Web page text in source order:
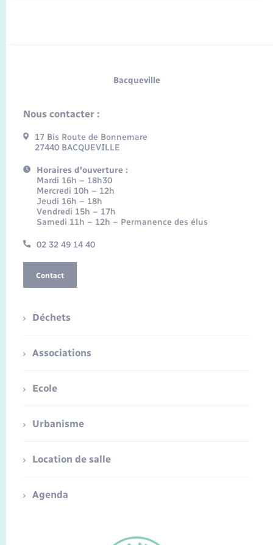
Bacqueville
Nous contacter :
17 Bis Route de Bonnemare
27440 BACQUEVILLE
Horaires d'ouverture :
Mardi 16h – 18h30
Mercredi 10h – 12h
Jeudi 16h – 18h
Vendredi 15h – 17h
Samedi 11h – 12h – Permanence des élus
02 32 49 14 40
Contact
Déchets
Associations
Ecole
Urbanisme
Location de salle
Agenda